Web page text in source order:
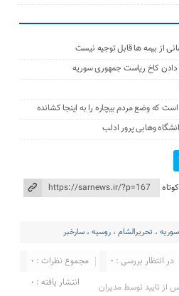
از بیمه ها قابل توجیه نیست
کاخ ریاست جمهوری سوریه
که وضع مردم بیچاره را به اینجا کشانده
وهابی پرور ادلب
، تحریرالشام ،روسیه ،سارخبر
مجموع نظرات : 0
در انتظار بررسی : 0
انتشار یافته : 0
تایید توسط مدیران